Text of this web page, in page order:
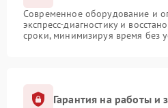
Современное оборудование и
экспресс-диагностику и
сроки, минимизируя время без
Гарантия на работы и